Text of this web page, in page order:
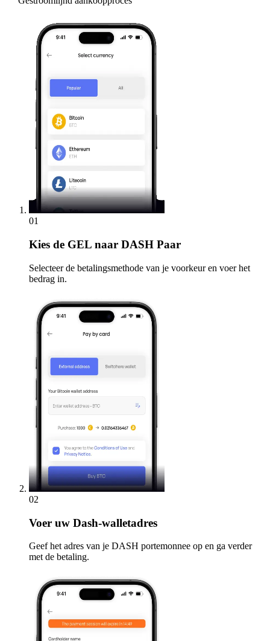
01
Kies de GEL naar DASH Paar
Selecteer de betalingsmethode van je voorkeur en voer het
bedrag in.
02
Voer uw Dash-walletadres
Geef het adres van je DASH portemonnee op en ga verder
met de betaling.